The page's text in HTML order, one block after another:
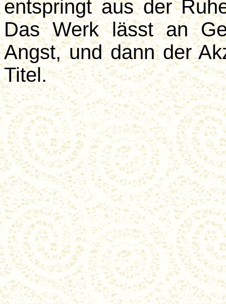
entspringt aus der
Das Werk lässt an
Angst, und dann der
Titel.